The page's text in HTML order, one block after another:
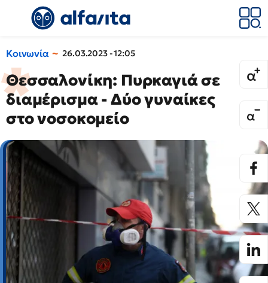
Κοινωνία 26.03.2023 - 12:05
Θεσσαλονίκη: Πυρκαγιά σε
διαμέρισμα - Δύο γυναίκες
στο νοσοκομείο